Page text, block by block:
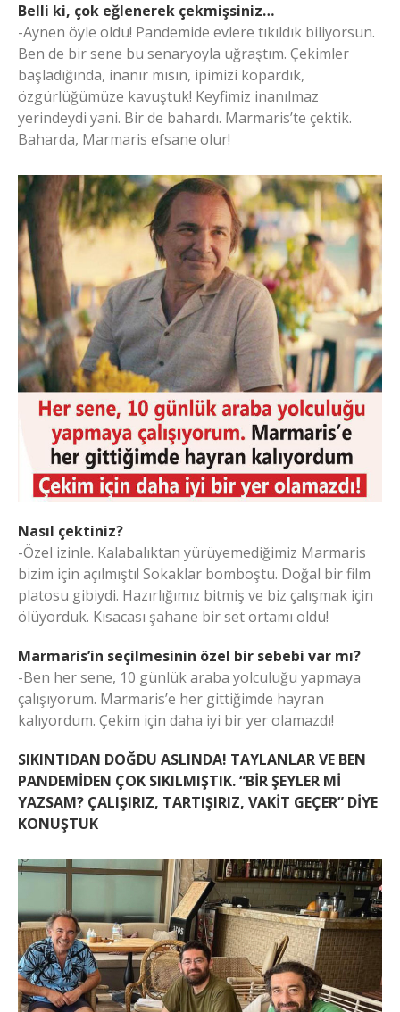
Belli ki, çok eğlenerek çekmişsiniz…
-Aynen öyle oldu! Pandemide evlere tıkıldık biliyorsun.
Ben de bir sene bu senaryoyla uğraştım. Çekimler
başladığında, inanır mısın, ipimizi kopardık,
özgürlüğümüze kavuştuk! Keyfimiz inanılmaz
yerindeydi yani. Bir de bahardı. Marmaris’te çektik.
Baharda, Marmaris efsane olur!
Nasıl çektiniz?
-Özel izinle. Kalabalıktan yürüyemediğimiz Marmaris
bizim için açılmıştı! Sokaklar bomboştu. Doğal bir film
platosu gibiydi. Hazırlığımız bitmiş ve biz çalışmak için
ölüyorduk. Kısacası şahane bir set ortamı oldu!
Marmaris’in seçilmesinin özel bir sebebi var mı?
-Ben her sene, 10 günlük araba yolculuğu yapmaya
çalışıyorum. Marmaris’e her gittiğimde hayran
kalıyordum. Çekim için daha iyi bir yer olamazdı!
SIKINTIDAN DOĞDU ASLINDA! TAYLANLAR VE BEN
PANDEMİDEN ÇOK SIKILMIŞTIK. “BİR ŞEYLER Mİ
YAZSAM? ÇALIŞIRIZ, TARTIŞIRIZ, VAKİT GEÇER” DİYE
KONUŞTUK